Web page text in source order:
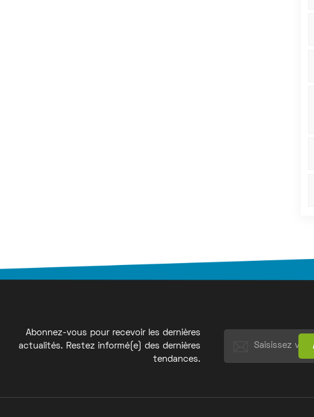
Abonnez-vous pour recevoir les dernières
actualités. Restez informé(e) des dernières
tendances.